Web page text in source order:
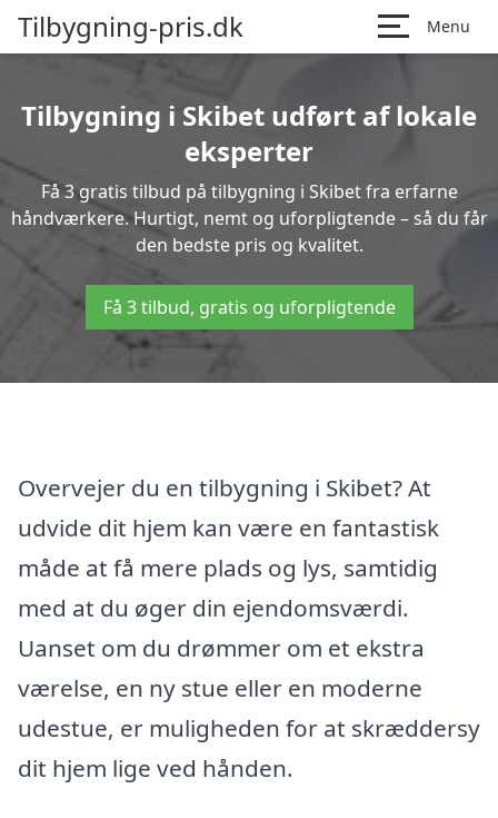
Tilbygning-pris.dk Menu
Tilbygning i Skibet udført af lokale
eksperter
Få 3 gratis tilbud på tilbygning i Skibet fra erfarne
håndværkere. Hurtigt, nemt og uforpligtende – så du får
den bedste pris og kvalitet.
Få 3 tilbud, gratis og uforpligtende
Overvejer du en tilbygning i Skibet? At
udvide dit hjem kan være en fantastisk
måde at få mere plads og lys, samtidig
med at du øger din ejendomsværdi.
Uanset om du drømmer om et ekstra
værelse, en ny stue eller en moderne
udestue, er muligheden for at skræddersy
dit hjem lige ved hånden.